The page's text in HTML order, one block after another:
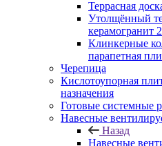
Террасная
Утолщённый
керамогранит
Клинкерные
парапетная
Черепица
Кислотоупорная
назначения
Готовые системные
Навесные
Назад
Навесные